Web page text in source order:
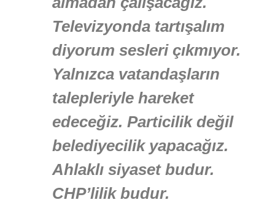
Televizyonda tartışalım
diyorum sesleri çıkmıyor.
Yalnızca vatandaşların
talepleriyle hareket
edeceğiz. Particilik değil
belediyecilik yapacağız.
Ahlaklı siyaset budur.
CHP’lilik budur.